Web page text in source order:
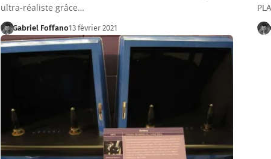
ultra-réaliste grâce…
Gabriel Foffano13 février 2021